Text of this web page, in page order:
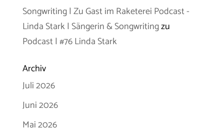
Songwriting | Zu Gast im Raketerei Podcast -
Linda Stark | Sängerin & Songwritingzu
Podcast | #76 Linda Stark
Archiv
Juli 2026
Juni 2026
Mai 2026